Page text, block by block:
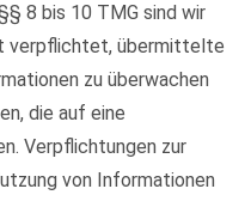
8 bis 10 TMG sind wir
verpflichtet, übermittelte
zu überwachen
die auf eine
Verpflichtungen zur
von Informationen